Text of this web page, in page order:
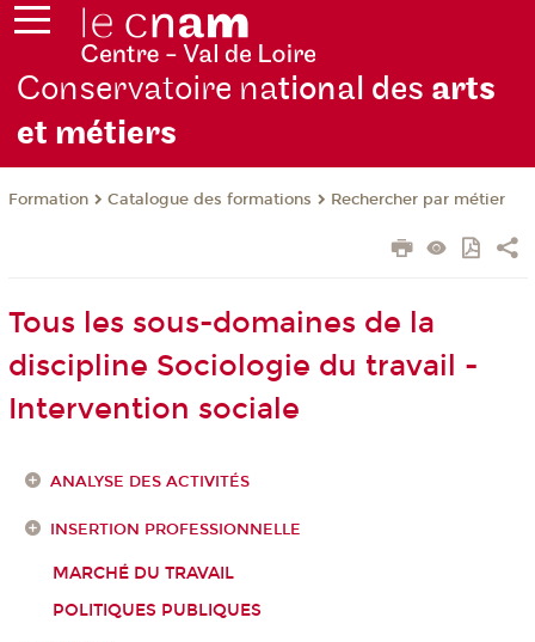
Conservatoire national des arts
et métiers
Formation Catalogue des formations Rechercher par métier
Tous les sous-domaines de la
discipline Sociologie du travail -
Intervention sociale
ANALYSE DES ACTIVITÉS
INSERTION PROFESSIONNELLE
MARCHÉ DU TRAVAIL
POLITIQUES PUBLIQUES